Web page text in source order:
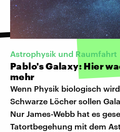
Astrophysik und Raumfahrt
Pablo's Galaxy: Hier
mehr
Wenn Physik biologisch
Schwarze Löcher sollen
Nur James-Webb hat es
Tatortbegehung mit dem